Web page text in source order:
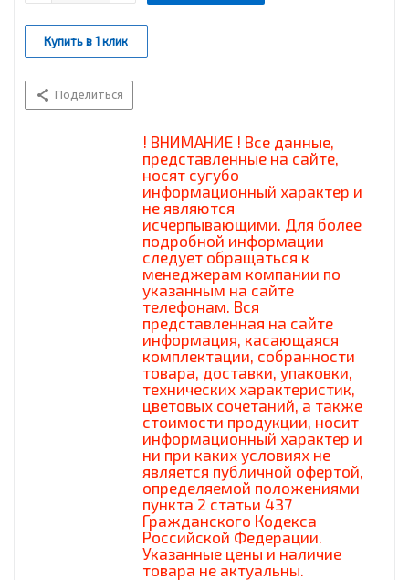
Купить в 1 клик
Поделиться
! ВНИМАНИЕ ! Все данные,
представленные на сайте,
носят сугубо
информационный характер и
не являются
исчерпывающими. Для более
подробной информации
следует обращаться к
менеджерам компании по
указанным на сайте
телефонам. Вся
представленная на сайте
информация, касающаяся
комплектации, собранности
товара, доставки, упаковки,
технических характеристик,
цветовых сочетаний, а также
стоимости продукции, носит
информационный характер и
ни при каких условиях не
является публичной офертой,
определяемой положениями
пункта 2 статьи 437
Гражданского Кодекса
Российской Федерации.
Указанные цены и наличие
товара не актуальны.